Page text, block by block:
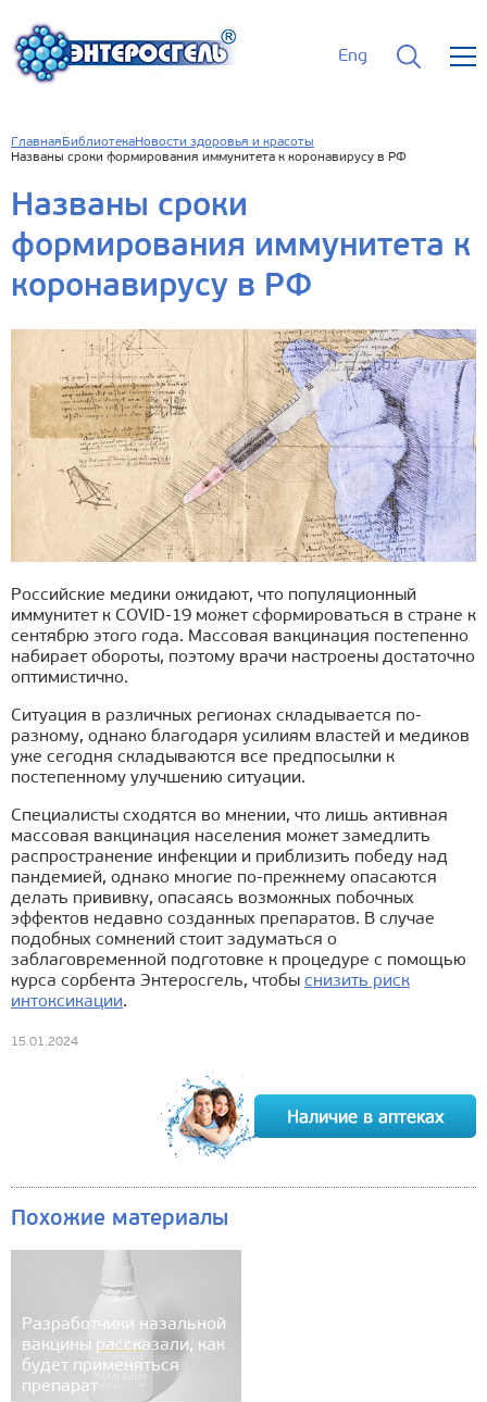
Eng
Главная БиблиотекаНовости здоровья и красоты
Названы сроки формирования иммунитета к коронавирусу в РФ
Названы сроки
формирования иммунитета к
коронавирусу в РФ
Российские медики ожидают, что популяционный
иммунитет к COVID-19 может сформироваться в стране к
сентябрю этого года. Массовая вакцинация постепенно
набирает обороты, поэтому врачи настроены достаточно
оптимистично.
Ситуация в различных регионах складывается по-
разному, однако благодаря усилиям властей и медиков
уже сегодня складываются все предпосылки к
постепенному улучшению ситуации.
Специалисты сходятся во мнении, что лишь активная
массовая вакцинация населения может замедлить
распространение инфекции и приблизить победу над
пандемией, однако многие по-прежнему опасаются
делать прививку, опасаясь возможных побочных
эффектов недавно созданных препаратов. В случае
подобных сомнений стоит задуматься о
заблаговременной подготовке к процедуре с помощью
курса сорбента Энтеросгель, чтобы снизить риск
интоксикации.
15.01.2024
Похожие материалы
Разработчики назальной
вакцины рассказали, как
будет применяться
препарат